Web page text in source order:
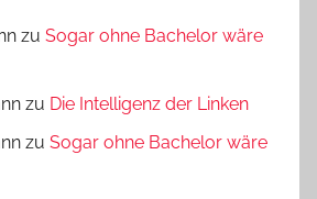
zu Sogar ohne Bachelor wäre
zu Die Intelligenz der Linken
zu Sogar ohne Bachelor wäre